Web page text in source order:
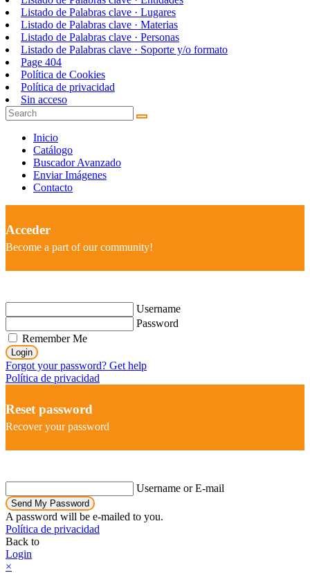
Listado de Palabras clave · Lugares
Listado de Palabras clave · Materias
Listado de Palabras clave · Personas
Listado de Palabras clave · Soporte y/o formato
Page 404
Política de Cookies
Política de privacidad
Sin acceso
Inicio
Catálogo
Buscador Avanzado
Enviar Imágenes
Contacto
Acceder
Become a part of our community!
Username
Password
Remember Me
Login
Forgot your password? Get help
Política de privacidad
Reset password
Recover your password
Username or E-mail
Send My Password
A password will be e-mailed to you.
Política de privacidad
Back to
Login
×